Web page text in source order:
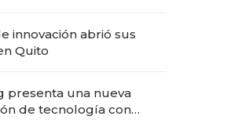
innovación abrió sus
Quito
presenta una nueva
de tecnología con